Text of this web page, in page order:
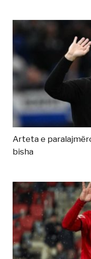
Arteta e
bisha